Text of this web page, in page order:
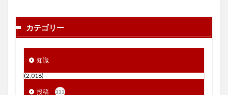
カテゴリー
知識
(2,018)
投稿 333